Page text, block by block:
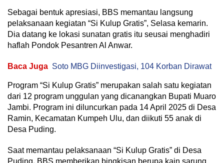
Sebagai bentuk apresiasi, BBS memantau langsung
pelaksanaan kegiatan “Si Kulup Gratis”, Selasa kemarin.
Dia datang ke lokasi sunatan gratis itu seusai menghadiri
haflah Pondok Pesantren Al Anwar.
Baca Juga Soto MBG Diinvestigasi, 104 Korban Dirawat
Program “Si Kulup Gratis” merupakan salah satu kegiatan
dari 12 program unggulan yang dicanangkan Bupati Muaro
Jambi. Program ini diluncurkan pada 14 April 2025 di Desa
Ramin, Kecamatan Kumpeh Ulu, dan diikuti 55 anak di
Desa Puding.
Saat memantau pelaksanaan “Si Kulup Gratis” di Desa